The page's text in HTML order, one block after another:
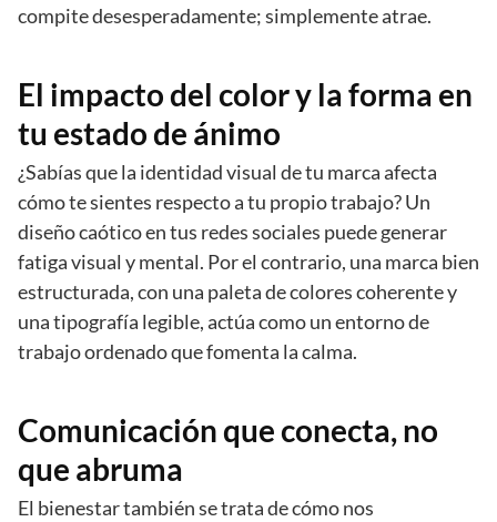
compite desesperadamente; simplemente atrae.
El impacto del color y la forma en
tu estado de ánimo
¿Sabías que la identidad visual de tu marca afecta
cómo te sientes respecto a tu propio trabajo? Un
diseño caótico en tus redes sociales puede generar
fatiga visual y mental. Por el contrario, una marca bien
estructurada, con una paleta de colores coherente y
una tipografía legible, actúa como un entorno de
trabajo ordenado que fomenta la calma.
Comunicación que conecta, no
que abruma
El bienestar también se trata de cómo nos